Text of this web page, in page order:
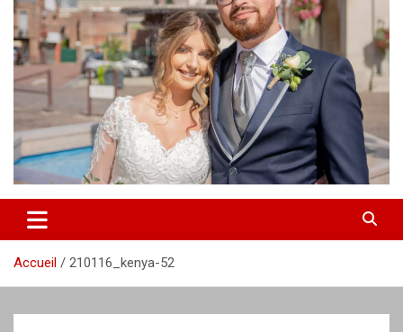
Accueil 210116_kenya-52